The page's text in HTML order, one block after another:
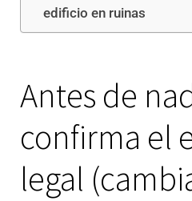
edificio en ruinas
Antes de
confirma el
legal